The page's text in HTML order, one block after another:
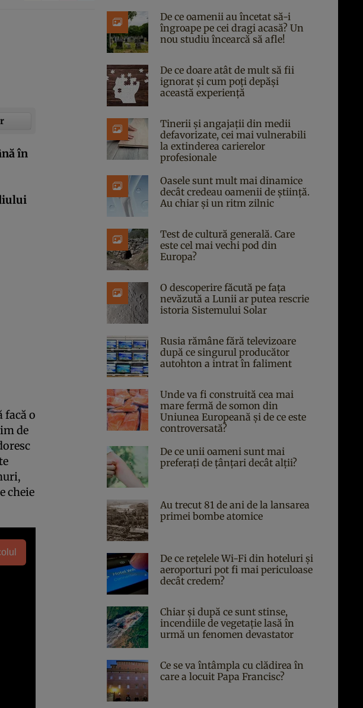
în
facă o
de
cheie
De ce oamenii au încetat să-i
îngroape pe cei dragi acasă? Un
nou studiu încearcă să afle!
De ce doare atât de mult să fii
ignorat și cum poți depăși
această experiență
Tinerii și angajații din medii
defavorizate, cei mai vulnerabili
la extinderea carierelor
profesionale
Oasele sunt mult mai dinamice
decât credeau oamenii de știință.
Au chiar și un ritm zilnic
Test de cultură generală. Care
este cel mai vechi pod din
Europa?
O descoperire făcută pe fața
nevăzută a Lunii ar putea rescrie
istoria Sistemului Solar
Rusia rămâne fără televizoare
după ce singurul producător
autohton a intrat în faliment
Unde va fi construită cea mai
mare fermă de somon din
Uniunea Europeană și de ce este
controversată?
De ce unii oameni sunt mai
preferați de țânțari decât alții?
Au trecut 81 de ani de la lansarea
primei bombe atomice
De ce rețelele Wi-Fi din hoteluri și
aeroporturi pot fi mai periculoase
decât credem?
Chiar și după ce sunt stinse,
incendiile de vegetație lasă în
urmă un fenomen devastator
Ce se va întâmpla cu clădirea în
care a locuit Papa Francisc?